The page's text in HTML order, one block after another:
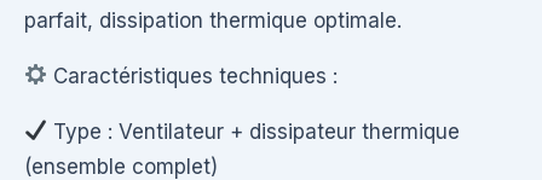
parfait, dissipation thermique optimale.
Caractéristiques techniques :
Type : Ventilateur + dissipateur thermique
(ensemble complet)